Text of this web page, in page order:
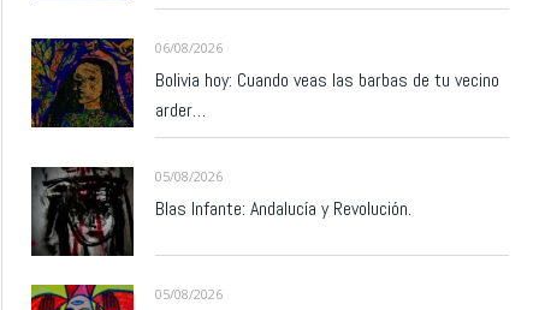
06/08/2026
Bolivia hoy: Cuando veas las barbas de tu vecino
arder…
05/08/2026
Blas Infante: Andalucía y Revolución.
05/08/2026